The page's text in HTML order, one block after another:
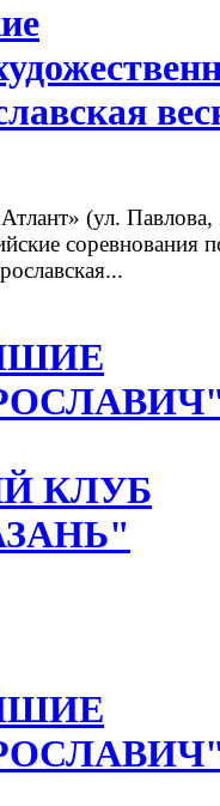
(ул. Павлова,
соревнования
КЛУБ